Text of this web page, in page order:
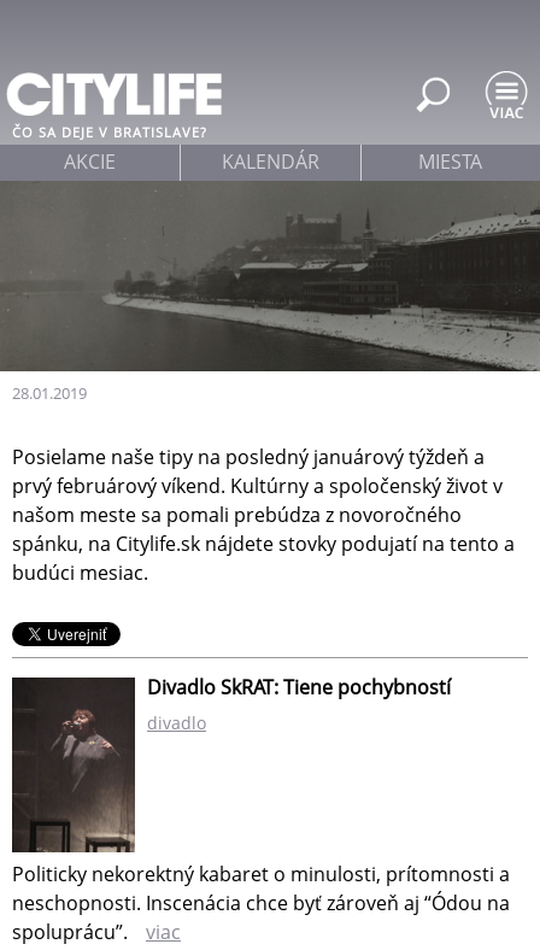
28.01.2019
ČO SA DEJE V BRATISLAVE?
Posielame naše tipy na posledný januárový týždeň a
prvý februárový víkend. Kultúrny a spoločenský život v
našom meste sa pomali prebúdza z novoročného
spánku, na Citylife.sk nájdete stovky podujatí na tento a
budúci mesiac.
Divadlo SkRAT: Tiene pochybností
divadlo
Politicky nekorektný kabaret o minulosti, prítomnosti a
neschopnosti. Inscenácia chce byť zároveň aj “Ódou na
spoluprácu”.
viac
AKCIE KALENDÁR MIESTA